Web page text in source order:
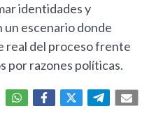
identidades y
un escenario donde
real del proceso frente
por razones políticas.